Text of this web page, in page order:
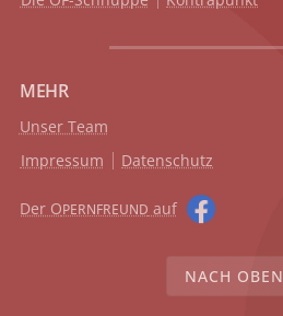
MEHR
Unser Team
Impressum
Datenschutz
Der OPERNFREUND auf
NACH OBEN